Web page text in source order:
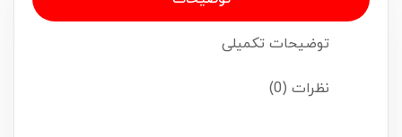
توضیحات تکمیلی
نظرات (0)